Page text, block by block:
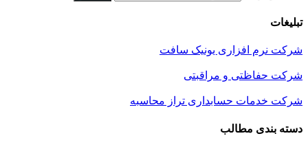
تبلیغات
شرکت نرم افزاری یونیک سافت
شرکت حفاظتی و مراقبتی
شرکت خدمات حسابداری تراز محاسبه
دسته بندی مطالب